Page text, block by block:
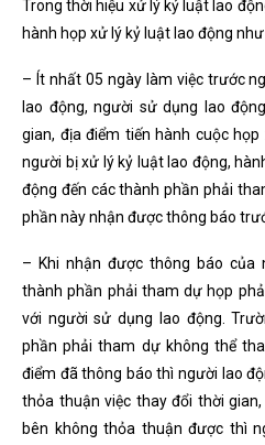
Trong thời hiệu xử lý kỷ luật lao
hành họp xử lý kỷ luật lao động
– Ít nhất 05 ngày làm việc trước
lao động, người sử dụng lao
gian, địa điểm tiến hành cuộc
người bị xử lý kỷ luật lao động,
động đến các thành phần phải
phần này nhận được thông báo
– Khi nhận được thông báo của
thành phần phải tham dự họp
với người sử dụng lao động.
phần phải tham dự không thể
điểm đã thông báo thì người lao
thỏa thuận việc thay đổi thời
bên không thỏa thuận được thì